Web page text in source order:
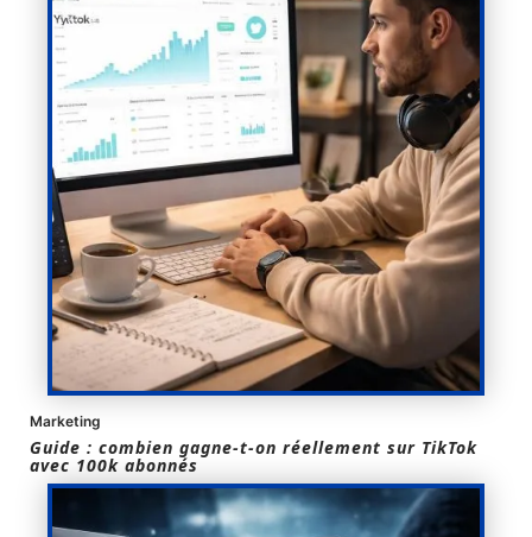
Marketing
Guide : combien gagne-t-on réellement sur TikTok
avec 100k abonnés